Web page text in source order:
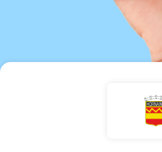
17h30 : Simon
18h00 - 20h00
parfait" tribute
21h00 :
de France -
Jean Louis
23h30 : Feu